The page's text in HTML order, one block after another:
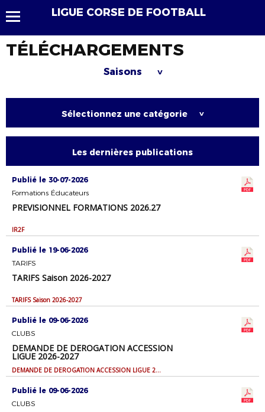
LIGUE CORSE DE FOOTBALL
TÉLÉCHARGEMENTS
Saisons >
Sélectionnez une catégorie >
Les dernières publications
Publié le 30-07-2026
Formations Éducateurs
PREVISIONNEL FORMATIONS 2026.27
IR2F
Publié le 19-06-2026
TARIFS
TARIFS Saison 2026-2027
TARIFS Saison 2026-2027
Publié le 09-06-2026
CLUBS
DEMANDE DE DEROGATION ACCESSION
LIGUE 2026-2027
DEMANDE DE DEROGATION ACCESSION LIGUE 2026-2027
Publié le 09-06-2026
CLUBS